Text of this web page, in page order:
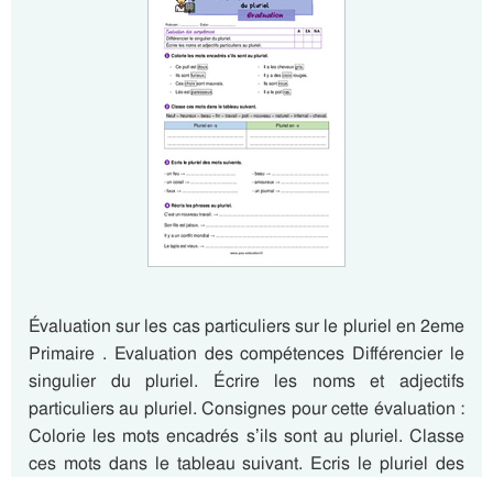
Évaluation sur les cas particuliers sur le pluriel en 2eme
Primaire . Evaluation des compétences Différencier le
singulier du pluriel. Écrire les noms et adjectifs
particuliers au pluriel. Consignes pour cette évaluation :
Colorie les mots encadrés s’ils sont au pluriel. Classe
ces mots dans le tableau suivant. Ecris le pluriel des